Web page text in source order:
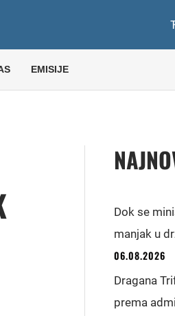
EMISIJE
Dok se
manjak u
06.08.2026
Dragana
prema